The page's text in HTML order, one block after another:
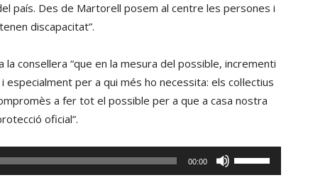
disminuir
el
país. Des de Martorell posem al centre les persones i
discapacitat”.
consellera “que en la mesura del possible, incrementi
per a qui més ho necessita: els col·lectius
a fer tot el possible per a que a casa nostra
oficial”.
00:00
servir